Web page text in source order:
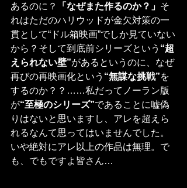
あるのに？
「なぜまた作るのか？」 そ
れはただのハリウッドが金欠対策の一
貫として“ドル箱映画”でしか見ていない
から？そして到底前シリーズという “超
えられない壁”があるというのに、なぜ
再びの再映画化という “無謀な挑戦”を
するのか？？……私だってノーラン版
が“至極のシリーズ”であることに嘘偽
りはないと思いますし、アレを超えら
れるなんて思ってはいませんでした。
いや絶対にアレ以上の作品は無理。で
も、でもですよ皆さん…